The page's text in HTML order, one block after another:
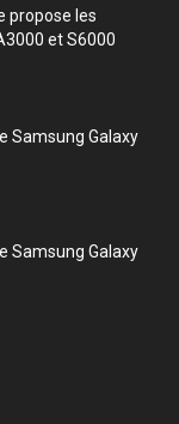
propose les
et S6000
Samsung Galaxy
Samsung Galaxy